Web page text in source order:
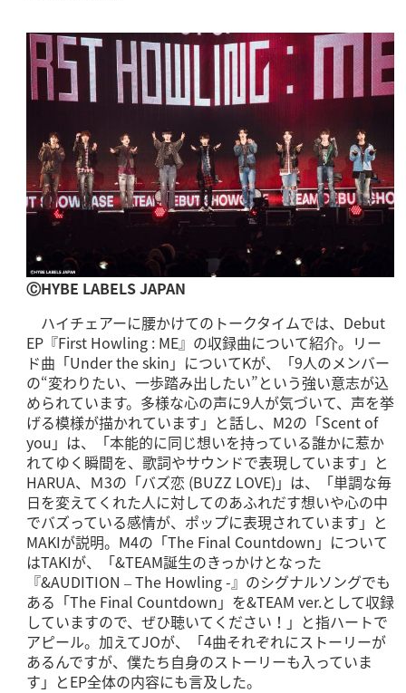
ⒸHYBE LABELS JAPAN
ハイチェアーに腰かけてのトークタイムでは、Debut
EP『First Howling : ME』の収録曲について紹介。リー
ド曲「Under the skin」についてKが、「9人のメンバー
の“変わりたい、一歩踏み出したい”という強い意志が込
められています。多様な心の声に9人が気づいて、声を挙
げる模様が描かれています」と話し、M2の「Scent of
you」は、「本能的に同じ想いを持っている誰かに惹か
れてゆく瞬間を、歌詞やサウンドで表現しています」と
HARUA、Ｍ3の「バズ恋 (BUZZ LOVE)」は、「単調な毎
日を変えてくれた人に対してのあふれだす想いや心の中
でバズっている感情が、ポップに表現されています」と
MAKIが説明。M4の「The Final Countdown」について
はTAKIが、「&TEAM誕生のきっかけとなった
『&AUDITION – The Howling -』のシグナルソングでも
ある「The Final Countdown」を&TEAM ver.として収録
していますので、ぜひ聴いてください！」と指ハートで
アピール。加えてJOが、「4曲それぞれにストーリーが
あるんですが、僕たち自身のストーリーも入っていま
す」とEP全体の内容にも言及した。